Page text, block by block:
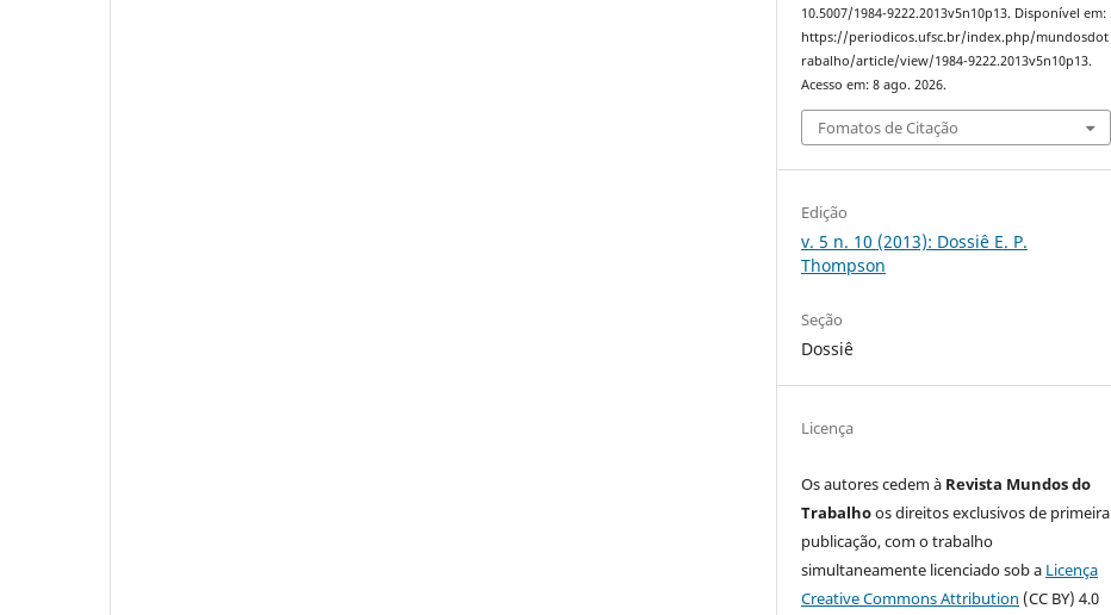
10.5007/1984-9222.2013v5n10p13. Disponível em:
https://periodicos.ufsc.br/index.php/mundosdot
rabalho/article/view/1984-9222.2013v5n10p13.
Acesso em: 8 ago. 2026.
Fomatos de Citação
Edição
v. 5 n. 10 (2013): Dossiê E. P.
Thompson
Seção
Dossiê
Licença
Os autores cedem à Revista Mundos do
Trabalhoos direitos exclusivos de primeira
publicação, com o trabalho
simultaneamente licenciado sob a Licença
Creative Commons Attribution (CC BY) 4.0